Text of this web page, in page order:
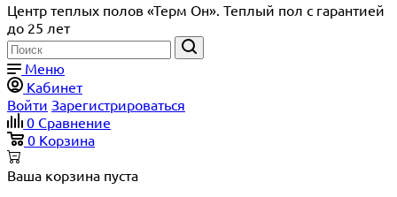
Центр теплых полов «Терм Он». Теплый пол с гарантией
до 25 лет
Меню
Кабинет
Войти Зарегистрироваться
0 Сравнение
0 Корзина
Ваша корзина пуста